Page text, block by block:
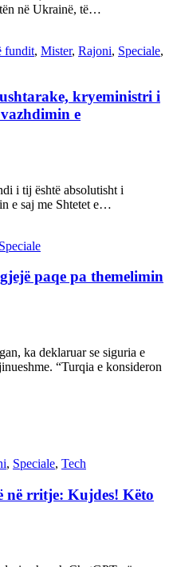
në Ukrainë, të…
fundit, Mister, Rajoni, Speciale,
kryeministri i
e
i tij është absolutisht i
e saj me Shtetet e…
Speciale
paqe pa themelimin
ka deklaruar se siguria e
“Turqia e konsideron
, Speciale, Tech
në rritje: Kujdes! Këto